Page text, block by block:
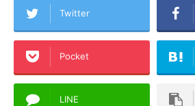
Twitter
Pocket
LINE